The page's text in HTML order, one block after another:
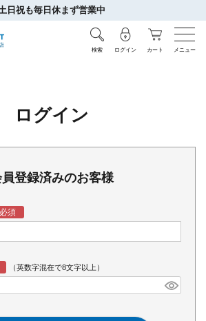
日祝も毎日休まず営業中
検索 ログイン カート メニュー
ログイン
登録済みのお客様